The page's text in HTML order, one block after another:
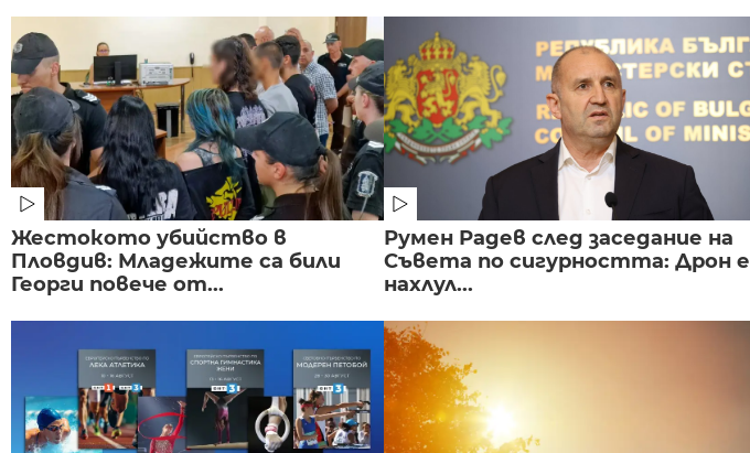
Жестокото убийство в
Пловдив: Младежите са били
Георги повече от...
Румен Радев след заседание на
Съвета по сигурността: Дрон е
нахлул...